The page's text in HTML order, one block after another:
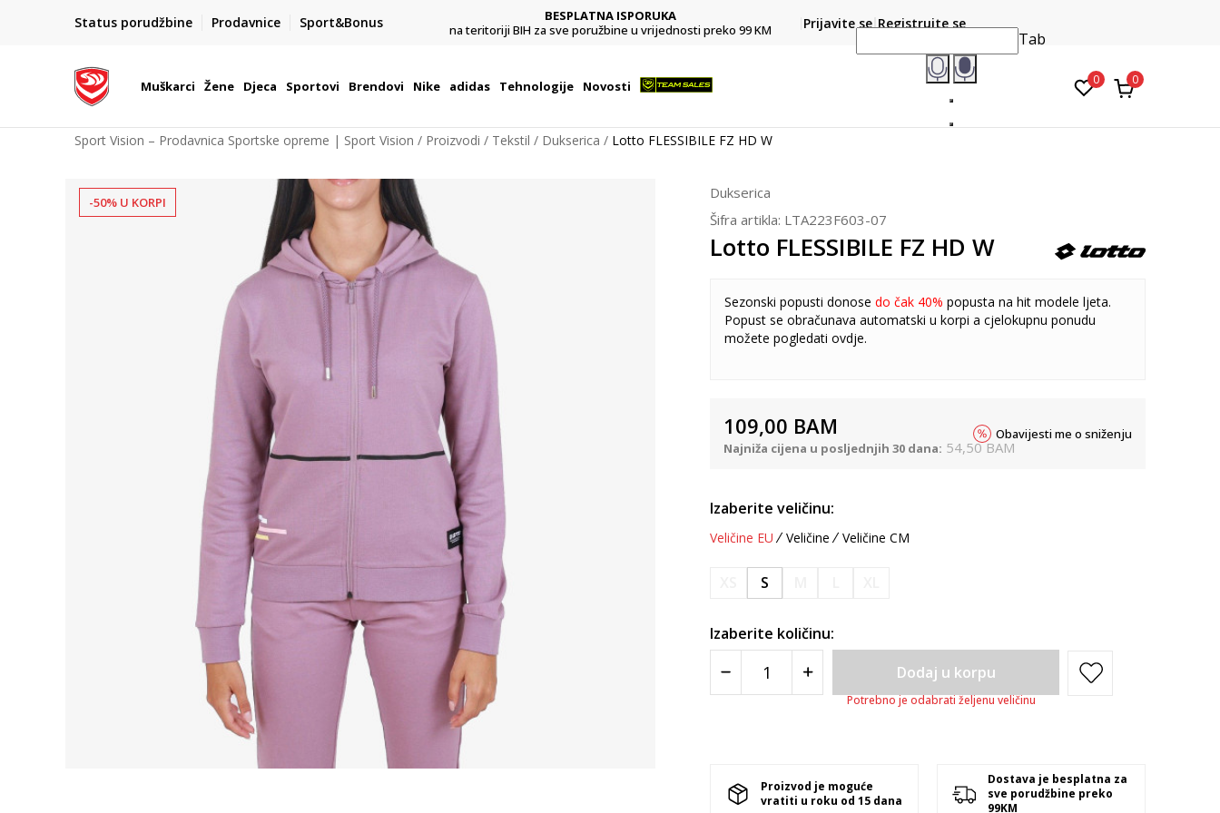
Status porudžbine Prodavnice Sport&Bonus
POZOVITE NAS NA : 055/490-400
Pon-Pet od 9h - 16h
BESPLATNA ISPORUKA
na teritoriji BIH za sve poružbine u vrijednosti preko 99 KM
Platite karticom online i preuzmite u prodavnici po vašem
Prijavite se Registrujte se
Muškarci Žene Djeca Sportovi Brendovi Nike adidas Tehnologije Novosti
Tab
0 0
Sport Vision – Prodavnica Sportske opreme | Sport Vision Proizvodi Tekstil Dukserica Lotto FLESSIBILE FZ HD W
-50% U KORPI
Dukserica
Šifra artikla: LTA223F603-07
Lotto FLESSIBILE FZ HD W
Sezonski popusti donose do čak 40% popusta na hit modele ljeta.
Popust se obračunava automatski u korpi a cjelokupnu ponudu
možete pogledati ovdje.
109,00 BAM
Najniža cijena u posljednjih 30 dana: 54,50 BAM
Obavijesti me o sniženju
Izaberite veličinu:
Veličine EU Veličine Veličine CM
S
Izaberite količinu:
Dodaj u korpu
Potrebno je odabrati željenu veličinu
Proizvod je moguće
vratiti u roku od 15 dana
Dostava je besplatna za
sve porudžbine preko
99KM